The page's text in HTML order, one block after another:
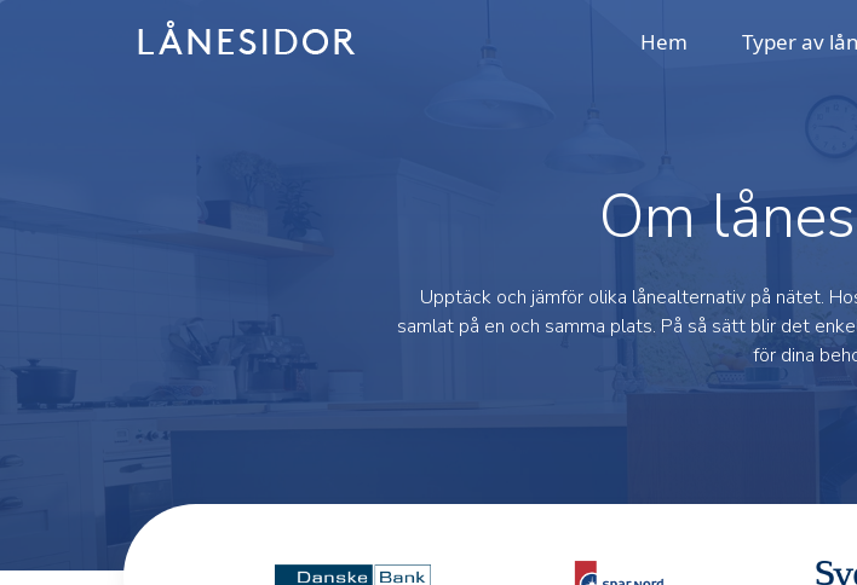
Hem Typer av lån
Om
Upptäck och jämför olika lånealternativ på nätet.
samlat på en och samma plats. På så sätt blir det
för dina